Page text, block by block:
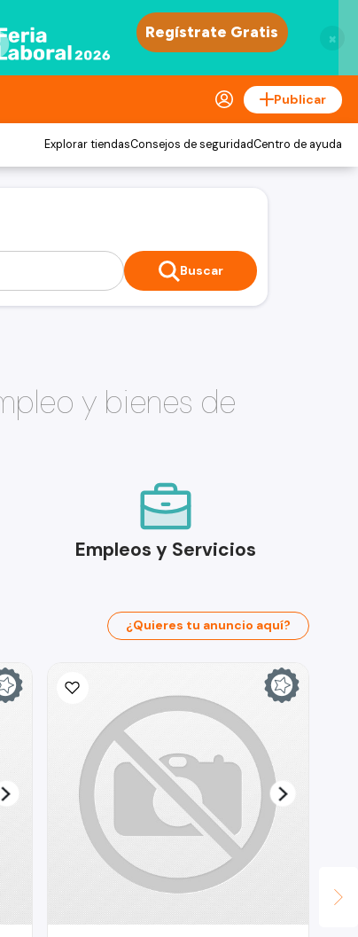
×
Publicar
Explorar tiendasConsejos de seguridadCentro de ayuda
Buscar
y bienes de
Empleos y Servicios
¿Quieres tu anuncio aquí?